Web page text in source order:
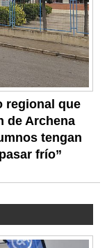
regional que
de Archena
tengan
frío”